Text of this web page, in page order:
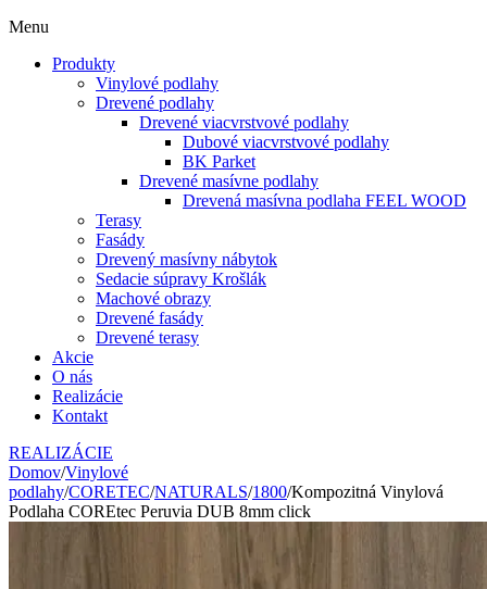
Menu
Produkty
Vinylové podlahy
Drevené podlahy
Drevené viacvrstvové podlahy
Dubové viacvrstvové podlahy
BK Parket
Drevené masívne podlahy
Drevená masívna podlaha FEEL WOOD
Terasy
Fasády
Drevený masívny nábytok
Sedacie súpravy Krošlák
Machové obrazy
Drevené fasády
Drevené terasy
Akcie
O nás
Realizácie
Kontakt
REALIZÁCIE
Domov/Vinylové
podlahy/CORETEC/NATURALS/1800/Kompozitná Vinylová
Podlaha COREtec Peruvia DUB 8mm click